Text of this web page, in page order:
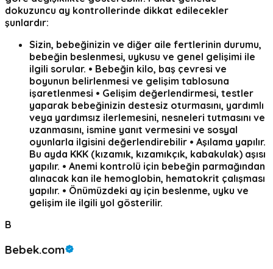
dokuzuncu ay kontrollerinde dikkat edilecekler
şunlardır:
Sizin, bebeğinizin ve diğer aile fertlerinin durumu,
bebeğin beslenmesi, uykusu ve genel gelişimi ile
ilgili sorular. • Bebeğin kilo, baş çevresi ve
boyunun belirlenmesi ve gelişim tablosuna
işaretlenmesi • Gelişim değerlendirmesi, testler
yaparak bebeğinizin destesiz oturmasını, yardımlı
veya yardımsız ilerlemesini, nesneleri tutmasını ve
uzanmasını, ismine yanıt vermesini ve sosyal
oyunlarla ilgisini değerlendirebilir • Aşılama yapılır.
Bu ayda KKK (kızamık, kızamıkçık, kabakulak) aşısı
yapılır. • Anemi kontrolü için bebeğin parmağından
alınacak kan ile hemoglobin, hematokrit çalışması
yapılır. • Önümüzdeki ay için beslenme, uyku ve
gelişim ile ilgili yol gösterilir.
B
Bebek.com